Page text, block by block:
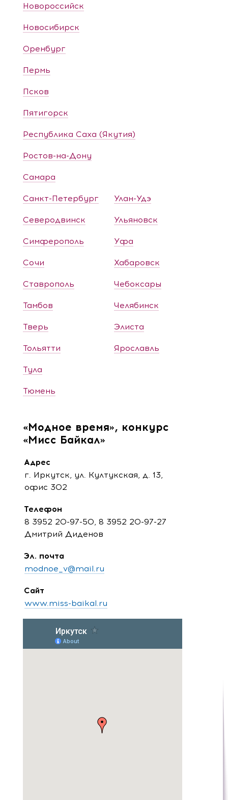
Новороссийск
Новосибирск
Оренбург
Пермь
Псков
Пятигорск
Республика Саха (Якутия)
Ростов-на-Дону
Самара
Санкт-Петербург
Северодвинск
Симферополь
Сочи
Ставрополь
Тамбов
Тверь
Тольятти
Тула
Тюмень
Улан-Удэ
Ульяновск
Уфа
Хабаровск
Чебоксары
Челябинск
Элиста
Ярославль
«Модное время», конкурс
«Мисс Байкал»
Адрес
г. Иркутск, ул. Култукская, д. 13,
офис 302
Телефон
8 3952 20-97-50, 8 3952 20-97-27
Дмитрий Диденов
Эл. почта
modnoe_v@mail.ru
Сайт
www.miss-baikal.ru